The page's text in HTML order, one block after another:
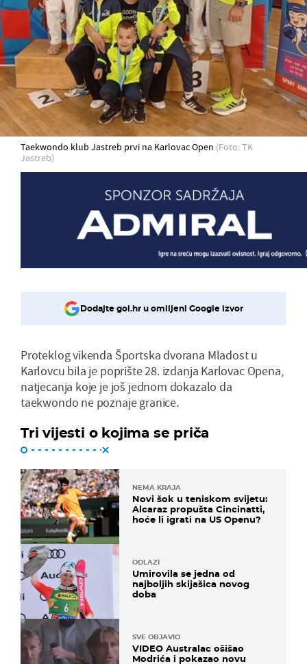
Taekwondo klub Jastreb prvi na Karlovac Open (Foto: TK
Jastreb)
Dodajte gol.hr u omiljeni Google izvor
Proteklog vikenda Športska dvorana Mladost u
Karlovcu bila je poprište 28. izdanja Karlovac Opena,
natjecanja koje je još jednom dokazalo da
taekwondo ne poznaje granice.
Tri vijesti o kojima se priča
NEMA KRAJA
Novi šok u teniskom svijetu:
Alcaraz propušta Cincinatti,
hoće li igrati na US Openu?
ODLAZI
Umirovila se jedna od
najboljih skijašica novog
doba
SVE OBJAVIO
VIDEO Australac ošišao
Modrića i pokazao novu